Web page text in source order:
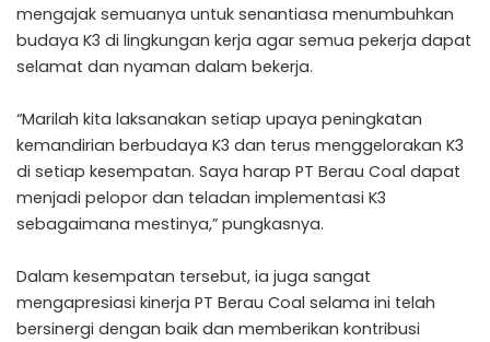
mengajak semuanya untuk senantiasa menumbuhkan
budaya K3 di lingkungan kerja agar semua pekerja dapat
selamat dan nyaman dalam bekerja.
“Marilah kita laksanakan setiap upaya peningkatan
kemandirian berbudaya K3 dan terus menggelorakan K3
di setiap kesempatan. Saya harap PT Berau Coal dapat
menjadi pelopor dan teladan implementasi K3
sebagaimana mestinya,” pungkasnya.
Dalam kesempatan tersebut, ia juga sangat
mengapresiasi kinerja PT Berau Coal selama ini telah
bersinergi dengan baik dan memberikan kontribusi